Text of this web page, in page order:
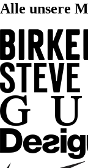
Alle unsere